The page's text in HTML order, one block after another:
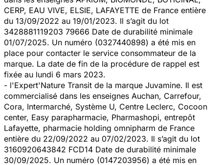
CERP, EAU VIVE, ELSIE, LAFAYETTE de France entière
du 13/09/2022 au 19/01/2023. Il s’agit du lot
3428881119203 79666 Date de durabilité minimale
01/07/2025. Un numéro (0327440898) a été mis en
place pour contacter le service consommateur de la
marque. La date de fin de la procédure de rappel est
fixée au lundi 6 mars 2023.
- l'Expert'Nature Transit de la marque Juvamine. Il est
commercialisé dans les enseignes Auchan, Carrefour,
Cora, Intermarché, Système U, Centre Leclerc, Cocoon
center, Easy parapharmacie, Pharmashopi, entrepôt
Lafayette, pharmacie holding omnipharm de France
entière du 22/09/2022 au 07/02/2023. Il s’agit du lot
3160920643842 FCD14 Date de durabilité minimale
30/09/2025. Un numéro (0147203956) a été mis en